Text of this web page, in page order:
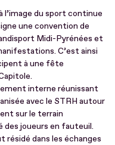
l’image du sport continue
une convention de
Midi-Pyrénées et
C’est ainsi
à une fête
interne réunissant
avec le STRH autour
sur le terrain
des joueurs en fauteuil.
résidé dans les échanges